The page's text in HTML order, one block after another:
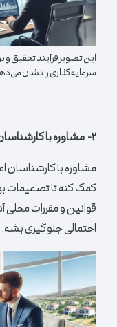
این تصویر فرآیند تحقیق و
سرمایه‌گذاری را نشان
۲- مشاوره با کارشناسان
مشاوره با
کمک کنه تا تصمیمات
قوانین و مقررات محلی
احتمالی جلوگیری بشه.